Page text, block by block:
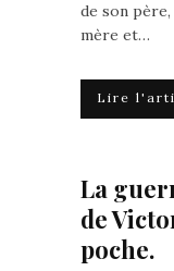
de son
mère et…
Lire
La
de
poche.